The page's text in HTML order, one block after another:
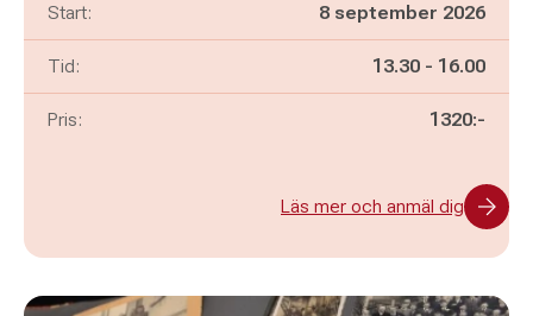
Start: 8 september 2026
Tid: Pågår mellan
13.30 - och
16.00
Pris: 1320:-
Läs mer och anmäl dig